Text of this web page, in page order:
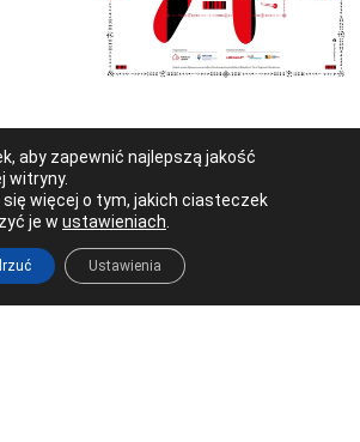
aby zapewnić najlepszą jakość
witryny.
więcej o tym, jakich ciasteczek
je w ustawieniach
Ustawienia